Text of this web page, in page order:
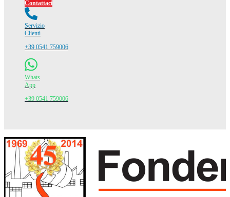
Contattaci
Servizio
Clienti
+39 0541 759006
Whats
App
+39 0541 759006